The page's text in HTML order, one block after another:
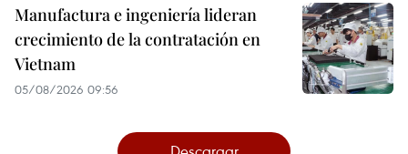
Manufactura e ingeniería lideran
crecimiento de la contratación en
Vietnam
05/08/2026 09:56